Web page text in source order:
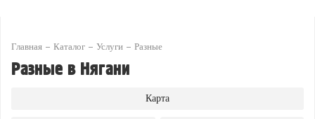
Главная Каталог Услуги Разные
Разные в Нягани
Карта